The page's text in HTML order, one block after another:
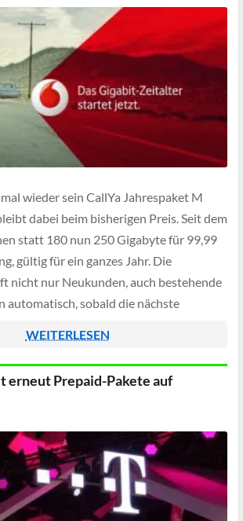
wieder sein CallYa Jahrespaket M
dabei beim bisherigen Preis. Seit dem
statt 180 nun 250 Gigabyte für 99,99
gültig für ein ganzes Jahr. Die
nicht nur Neukunden, auch bestehende
automatisch, sobald die nächste
WEITERLESEN
erneut Prepaid-Pakete auf